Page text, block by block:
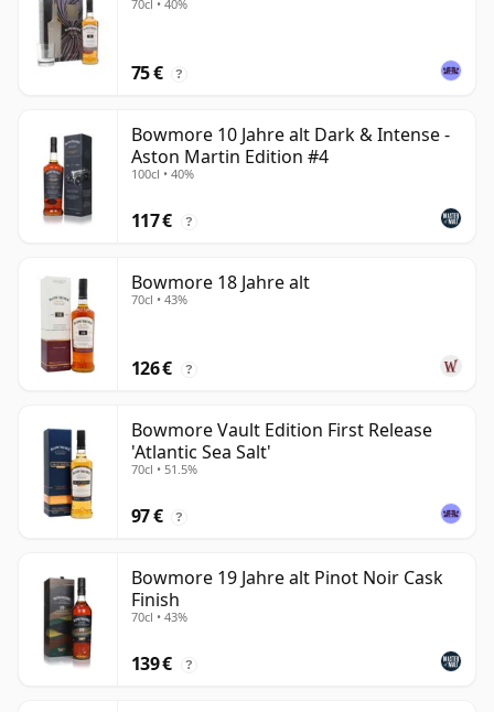
70cl • 40%
75 € ?
Bowmore 10 Jahre alt Dark & Intense -
Aston Martin Edition #4
100cl • 40%
117 € ?
Bowmore 18 Jahre alt
70cl • 43%
126 € ?
Bowmore Vault Edition First Release
'Atlantic Sea Salt'
70cl • 51.5%
97 € ?
Bowmore 19 Jahre alt Pinot Noir Cask
Finish
70cl • 43%
139 € ?